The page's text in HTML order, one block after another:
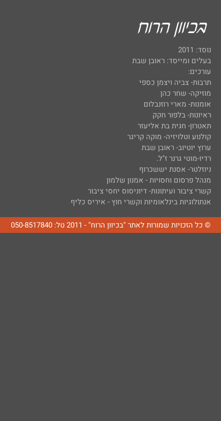
נוסד: 2011
בעלים ומייסד: ראובן שבת
עורכים:
תרבות- צביה ויצמן כספי
מוזיקה- שחר כהן
אומנות- מארי רוזנבלום
ראיונות- בלפור חקק
תאטרון- חגית בת אליעזר
קולנוע וטלויזיה- מוקה קריגר
ערוץ יוטיוב- ראובן שבת
רדיו-מוטי גרנר ז"ל.
ניוזלטר- אסנת יששכרוף
מנהל פרסום וחסויות - אמנון שלמון
קשרי ציבור ועיתונות- דיוניסוס יחסי ציבור
אנתולוגיות בינלאומיות וקשרי חוץ - איריס כליף
© כל הזכויות שמורות לאתר "בכיוון הרוח" - 2011 טל: 050-8517840